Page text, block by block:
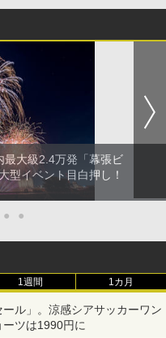
最大級2.4万発「幕張ビ
型イベント目白押し！
● ●
1週間 1カ月
ル」。涼感シアサッカーワン
ツは1990円に